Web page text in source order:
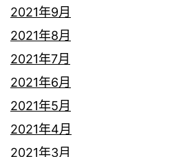
2021年9月
2021年8月
2021年7月
2021年6月
2021年5月
2021年4月
2021年3月